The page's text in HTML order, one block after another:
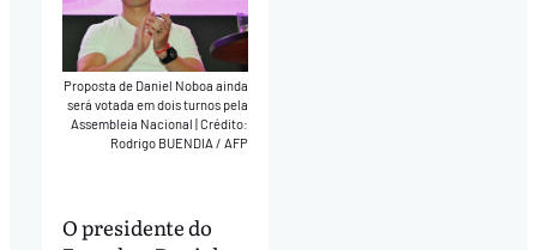
Proposta de Daniel Noboa ainda
será votada em dois turnos pela
Assembleia Nacional|Crédito:
Rodrigo BUENDIA / AFP
O presidente do